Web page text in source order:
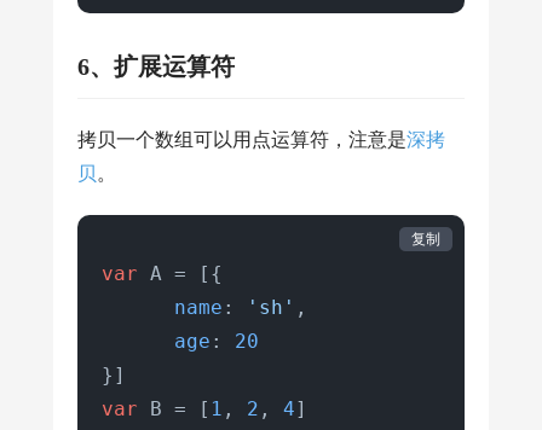
6、扩展运算符
拷贝一个数组可以用点运算符，注意是深拷
贝 。
var A = [{
name : 'sh' ,
age : 20
var B = [ 1 , 2 , 4
复制